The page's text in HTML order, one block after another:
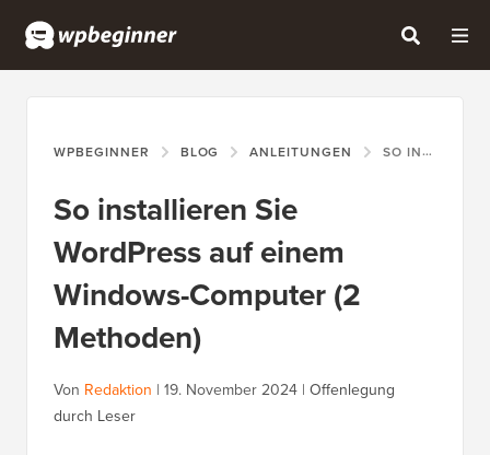
WPBEGINNER BLOG ANLEITUNGEN SO INSTALLIEREN SIE WORDPRESS AUF EINEM WINDOWS-COMPUTER (2 METHODEN)
So installieren Sie
WordPress auf einem
Windows-Computer (2
Methoden)
Von Redaktion | 19. November 2024 | Offenlegung
durch Leser